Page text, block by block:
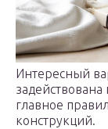
Интересный
главное
конструкций.